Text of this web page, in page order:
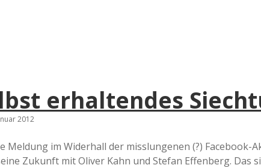
erhaltendes
2012
Meldung im Widerhall der misslungenen (?) Facebook-
Zukunft mit Oliver Kahn und Stefan Effenberg. Das